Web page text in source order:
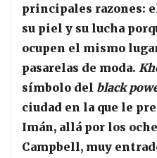
principales razones:
su piel y su lucha
ocupen el mismo
pasarelas de moda.
símbolo del black
ciudad en la que le
Imán, allá por los
Campbell, muy